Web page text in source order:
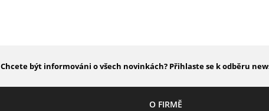
Chcete být informováni o všech novinkách? Přihlaste se k odběru
O FIRMĚ